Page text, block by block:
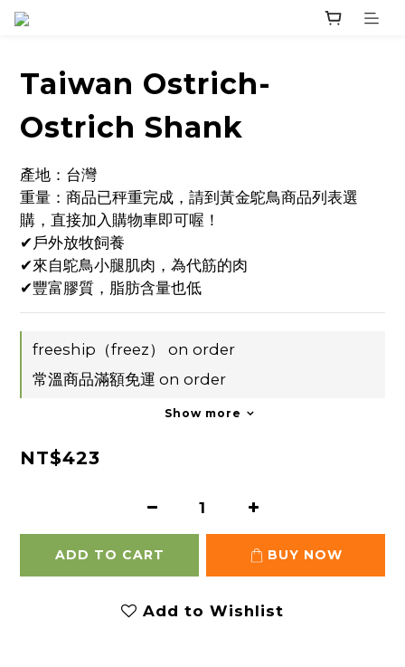
Taiwan Ostrich-
Ostrich Shank
產地：台灣
重量：商品已秤重完成，請到黃金鴕鳥商品列表選
購，直接加入購物車即可喔！
✔戶外放牧飼養
✔來自鴕鳥小腿肌肉，為代筋的肉
✔豐富膠質，脂肪含量也低
freeship（freez） on order
常溫商品滿額免運 on order
Show more
NT$423
ADD TO CART BUY NOW
Add to Wishlist